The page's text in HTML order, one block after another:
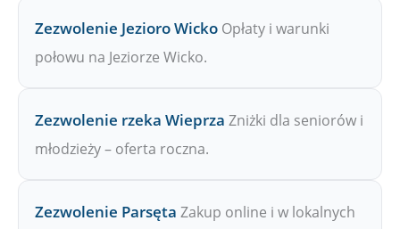
Zezwolenie Jezioro Wicko Opłaty i warunki
połowu na Jeziorze Wicko.
Zezwolenie rzeka Wieprza Zniżki dla seniorów i
młodzieży – oferta roczna.
Zezwolenie Parsęta Zakup online i w lokalnych